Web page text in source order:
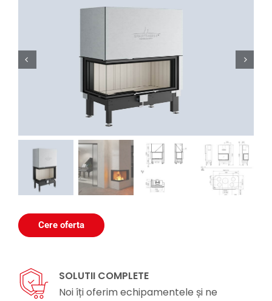
 
Cere oferta
SOLUTII COMPLETE
Noi îți oferim echipamentele și ne